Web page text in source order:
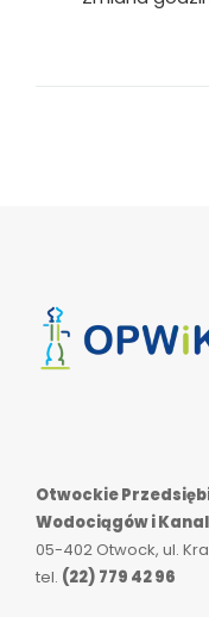
Otwockie
Wodociągów i
05-402 Otwock, ul.
tel. (22) 779 42 96